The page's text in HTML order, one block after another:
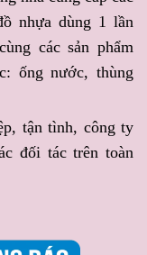
hữu nguồn bao bì
vừa chủ động tối
kinh doanh.
bánh được đặt
thu hút ánh nhìn
thời giúp khách
mà không cần mở
là yếu tố được
hàng chú trọng để
HỘP NHỰA MICA
nhà cung cấp các